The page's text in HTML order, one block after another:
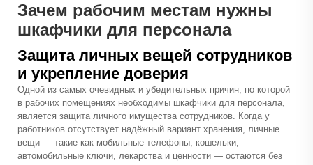
Зачем рабочим местам нужны
шкафчики для персонала
Защита личных вещей сотрудников
и укрепление доверия
Одной из самых очевидных и убедительных причин, по которой
в рабочих помещениях необходимы шкафчики для персонала,
является защита личного имущества сотрудников. Когда у
работников отсутствует надёжный вариант хранения, личные
вещи — такие как мобильные телефоны, кошельки,
автомобильные ключи, лекарства и ценности — остаются без